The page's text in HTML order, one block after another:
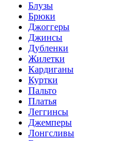
Блузы
Брюки
Джоггеры
Джинсы
Дубленки
Жилетки
Кардиганы
Куртки
Пальто
Платья
Леггинсы
Джемперы
Лонгсливы